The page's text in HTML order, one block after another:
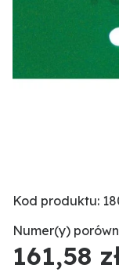
Kod produktu:
Numer(y)
161,58